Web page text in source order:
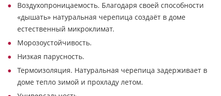
Воздухопроницаемость. Благодаря своей способности
«дышать» натуральная черепица создаёт в доме
естественный микроклимат.
Морозоустойчивость.
Низкая парусность.
Термоизоляция. Натуральная черепица задерживает в
доме тепло зимой и прохладу летом.